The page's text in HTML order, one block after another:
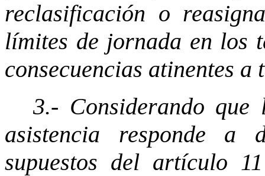
reclasificación o
límites de jornada en los
consecuencias atinentes
3.- Considerando
asistencia responde a
supuestos del artículo